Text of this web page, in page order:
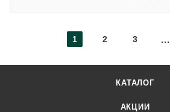
1 2 3
КАТАЛОГ
АКЦИИ